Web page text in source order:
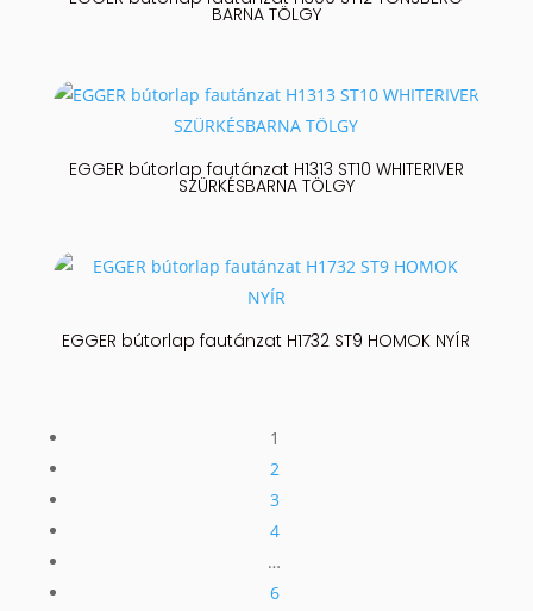
BARNA TÖLGY
EGGER bútorlap fautánzat H1313 ST10 WHITERIVER
SZÜRKÉSBARNA TÖLGY
EGGER bútorlap fautánzat H1732 ST9 HOMOK NYÍR
1
2
3
4
…
6